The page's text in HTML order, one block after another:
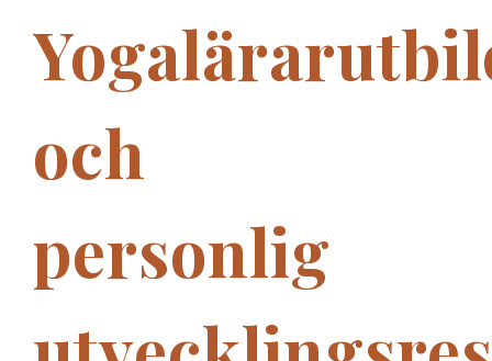
och
personlig